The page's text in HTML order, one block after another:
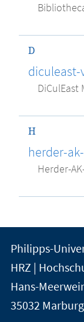
D
DiCulEast
H
herder-
Herder-
Kontakt
und
zur
der
Marburg
Philipps-
HRZ |
Hans-
35032 Marburg